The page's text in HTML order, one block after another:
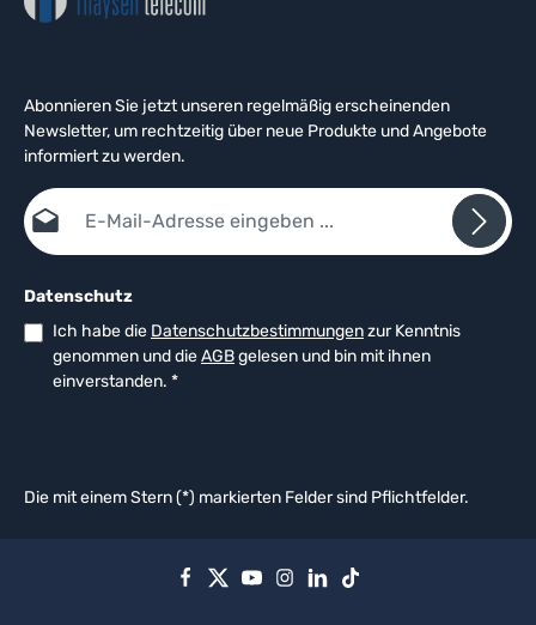
Abonnieren Sie jetzt unseren regelmäßig erscheinenden
Newsletter, um rechtzeitig über neue Produkte und Angebote
informiert zu werden.
E-Mail-Adresse*
Datenschutz
Ich habe die Datenschutzbestimmungenzur Kenntnis
genommen und dieAGBgelesen und bin mit ihnen
einverstanden. *
Die mit einem Stern (*) markierten Felder sind Pflichtfelder.